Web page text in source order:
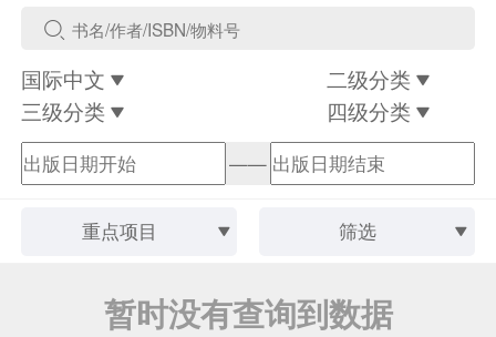
国际中文
二级分类
三级分类
四级分类
——
重点项目 筛选
暂时没有查询到数据